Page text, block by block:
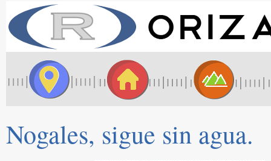
Nogales, sigue sin agua.